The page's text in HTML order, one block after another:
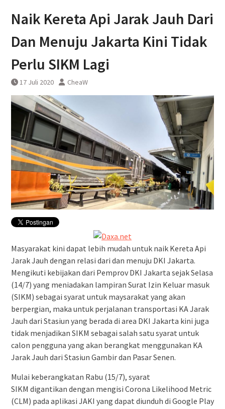
Uji Coba Terbatas Perpanjangan
Layanan Kereta Api Srilelawangsa
Naik Kereta Api Jarak Jauh Dari
Dan Menuju Jakarta Kini Tidak
Perlu SIKM Lagi
17 Juli 2020 CheaW
Masyarakat kini dapat lebih mudah untuk naik Kereta Api
Jarak Jauh dengan relasi dari dan menuju DKI Jakarta.
Mengikuti kebijakan dari Pemprov DKI Jakarta sejak Selasa
(14/7) yang meniadakan lampiran Surat Izin Keluar masuk
(SIKM) sebagai syarat untuk maysarakat yang akan
berpergian, maka untuk perjalanan transportasi KA Jarak
Jauh dari Stasiun yang berada di area DKI Jakarta kini juga
tidak menjadikan SIKM sebagai salah satu syarat untuk
calon pengguna yang akan berangkat menggunakan KA
Jarak Jauh dari Stasiun Gambir dan Pasar Senen.
Mulai keberangkatan Rabu (15/7), syarat
SIKM digantikan dengan mengisi Corona Likelihood Metric
(CLM) pada aplikasi JAKI yang dapat diunduh di Google Play